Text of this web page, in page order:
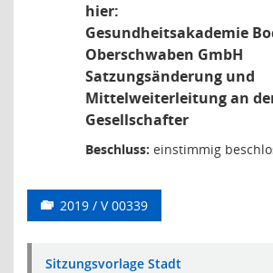
hier:
Gesundheitsakademie
Oberschwaben GmbH
Satzungsänderung und
Mittelweiterleitung an
Gesellschafter
Beschluss: einstimmig
2019 / V 00339
Sitzungsvorlage Stadt